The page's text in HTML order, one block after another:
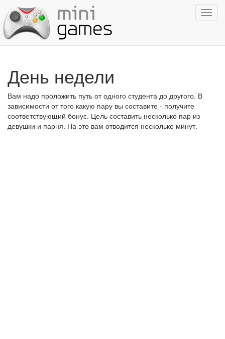
День недели
Вам надо проложить путь от одного студента до другого. В
зависимости от того какую пару вы составите - получите
соответствующий бонус. Цель составить несколько пар из
девушки и парня. На это вам отводится несколько минут.